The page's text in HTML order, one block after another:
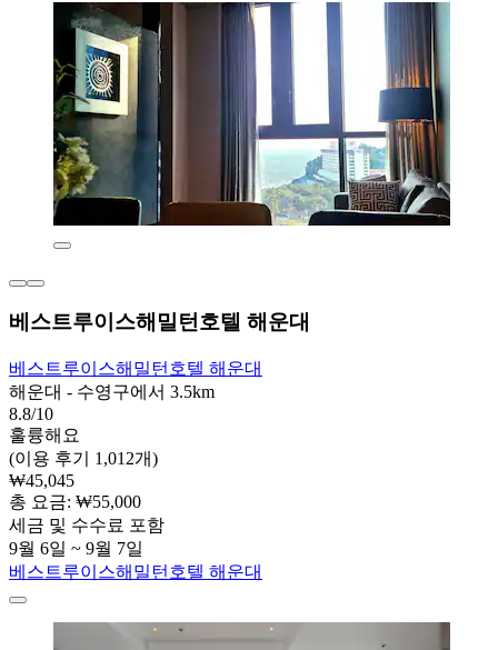
베스트루이스해밀턴호텔 해운대
베스트루이스해밀턴호텔 해운대
해운대 - 수영구에서 3.5km
8.8/10
훌륭해요
(이용 후기 1,012개)
₩45,045
총 요금: ₩55,000
세금 및 수수료 포함
9월 6일 ~ 9월 7일
베스트루이스해밀턴호텔 해운대